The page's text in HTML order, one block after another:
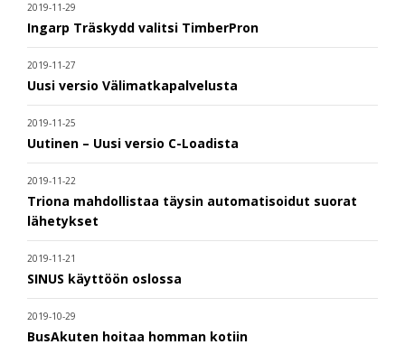
2019-11-29
Ingarp Träskydd valitsi TimberPron
2019-11-27
Uusi versio Välimatkapalvelusta
2019-11-25
Uutinen – Uusi versio C-Loadista
2019-11-22
Triona mahdollistaa täysin automatisoidut suorat
lähetykset
2019-11-21
SINUS käyttöön oslossa
2019-10-29
BusAkuten hoitaa homman kotiin